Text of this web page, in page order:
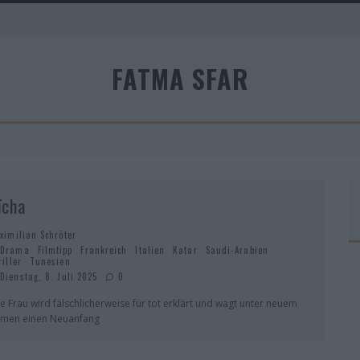
FATMA SFAR
Schröter
Drama
Filmtipp Frankreich Italien Katar
Saudi-Arabien
Tunesien
Dienstag, 8. Juli 2025
0
Frau wird fälschlicherweise für tot erklärt und wagt unter neuem
einen Neuanfang